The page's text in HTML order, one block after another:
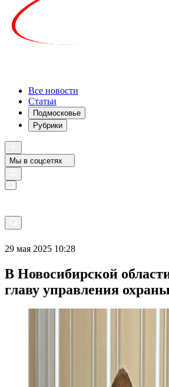
Все новости
Статьи
Подмосковье
Рубрики
Мы в соцсетях
29 мая 2025 10:28
В Новосибирской
главу управления